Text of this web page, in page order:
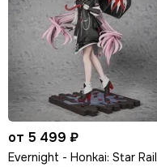
от 5 499 ₽
Evernight - Honkai: Star Rail